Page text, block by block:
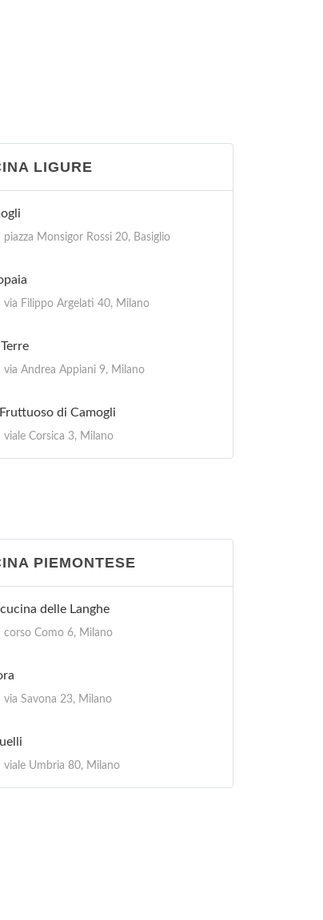
LIGURE
piazza Monsigor Rossi 20, Basiglio
via Filippo Argelati 40, Milano
via Andrea Appiani 9, Milano
di Camogli
viale Corsica 3, Milano
PIEMONTESE
delle Langhe
corso Como 6, Milano
via Savona 23, Milano
viale Umbria 80, Milano